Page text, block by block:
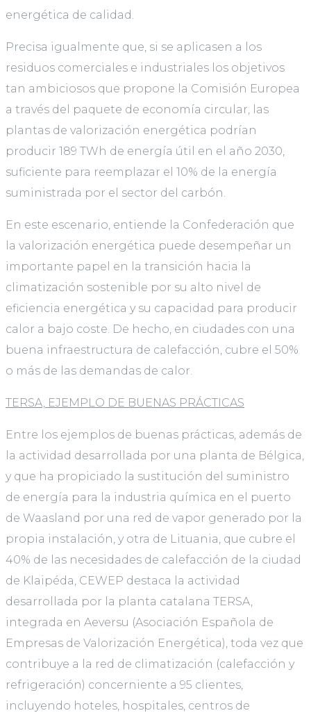
energética de calidad.
Precisa igualmente que, si se aplicasen a los
residuos comerciales e industriales los objetivos
tan ambiciosos que propone la Comisión Europea
a través del paquete de economía circular, las
plantas de valorización energética podrían
producir 189 TWh de energía útil en el año 2030,
suficiente para reemplazar el 10% de la energía
suministrada por el sector del carbón.
En este escenario, entiende la Confederación que
la valorización energética puede desempeñar un
importante papel en la transición hacia la
climatización sostenible por su alto nivel de
eficiencia energética y su capacidad para producir
calor a bajo coste. De hecho, en ciudades con una
buena infraestructura de calefacción, cubre el 50%
o más de las demandas de calor.
TERSA, EJEMPLO DE BUENAS PRÁCTICAS
Entre los ejemplos de buenas prácticas, además de
la actividad desarrollada por una planta de Bélgica,
y que ha propiciado la sustitución del suministro
de energía para la industria química en el puerto
de Waasland por una red de vapor generado por la
propia instalación, y otra de Lituania, que cubre el
40% de las necesidades de calefacción de la ciudad
de Klaipéda, CEWEP destaca la actividad
desarrollada por la planta catalana TERSA,
integrada en Aeversu (Asociación Española de
Empresas de Valorización Energética), toda vez que
contribuye a la red de climatización (calefacción y
refrigeración) concerniente a 95 clientes,
incluyendo hoteles, hospitales, centros de